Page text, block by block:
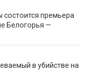
состоится премьера
Белогорья —
в убийстве на